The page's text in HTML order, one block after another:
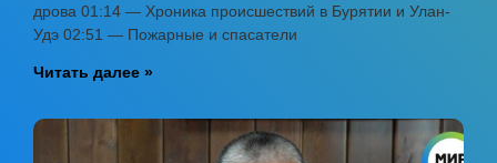
дрова 01:14 — Хроника происшествий в Бурятии и Улан-
Удэ 02:51 — Пожарные и спасатели
Читать далее »